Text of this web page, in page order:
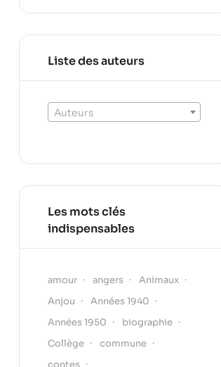
Liste des auteurs
Auteurs
Les mots clés
indispensables
amour angers
Animaux
Anjou
Années 1940
Années 1950
biographie
Collège
commune
contes